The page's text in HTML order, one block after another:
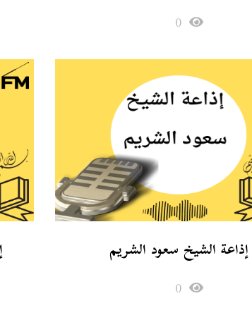
إذاعة الشيخ سعود الشريم